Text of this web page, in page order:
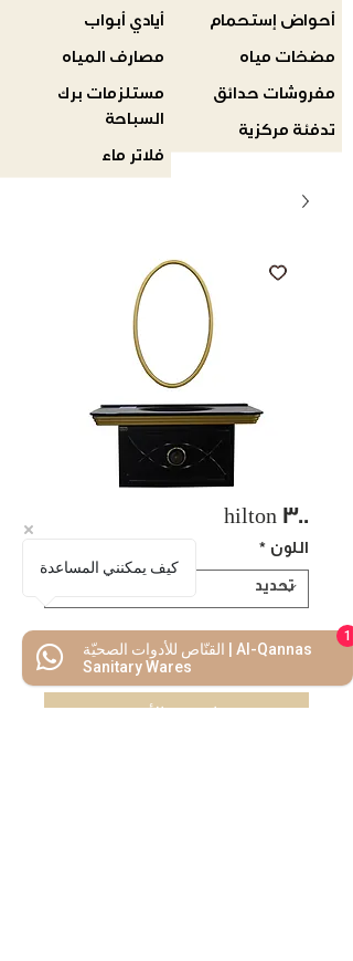
أيادي أبواب
مصارف المياه
مستلزمات برك
السباحة
فلاتر ماء
أحواض إستحمام
مضخات مياه
مفروشات حدائق
تدفئة مركزية
hilton 300
اللون *
اضف للسلة
اشتريه الأن
كيف يمكنني المساعدة
القنّاص للأدوات الصحيّة | Al-Qannas
Sanitary Wares
1